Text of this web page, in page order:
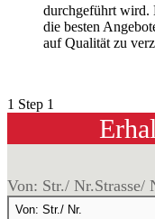
durchgeführt wird.
die besten
auf Qualität zu
1 Step 1
Von: Str./ Nr.Strasse/